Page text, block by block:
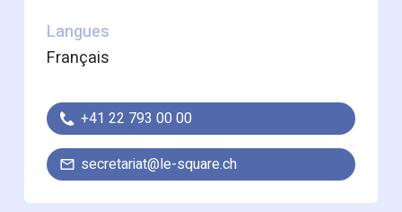
Langues
français
+41 22 793 00 00
secretariat@le-square.ch